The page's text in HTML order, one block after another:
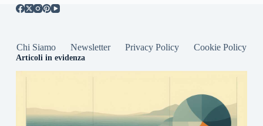
Chi Siamo Newsletter Privacy Policy Cookie Policy
Articoli in evidenza